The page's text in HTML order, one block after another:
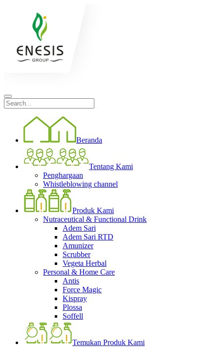
Beranda
Tentang Kami
Penghargaan
Whistleblowing channel
Produk Kami
Nutraceutical & Functional Drink
Adem Sari
Adem Sari RTD
Amunizer
Scrubber
Vegeta Herbal
Personal & Home Care
Antis
Force Magic
Kispray
Plossa
Soffell
Temukan Produk Kami